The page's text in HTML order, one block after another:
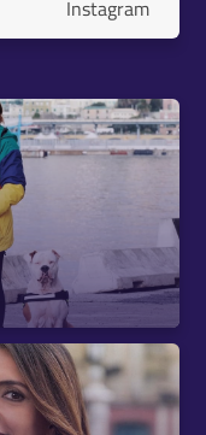
Instagram